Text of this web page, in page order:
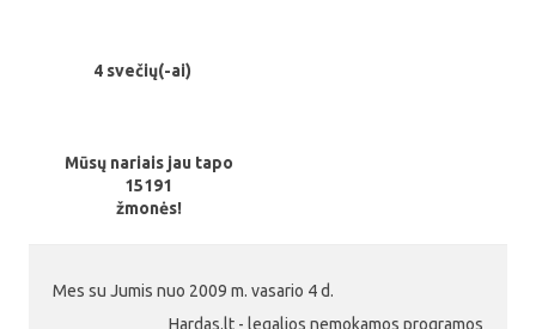
4 svečių(-ai)
Mūsų nariais jau tapo
15191
žmonės!
Mes su Jumis nuo 2009 m. vasario 4 d.
Hardas.lt - legalios nemokamos programos